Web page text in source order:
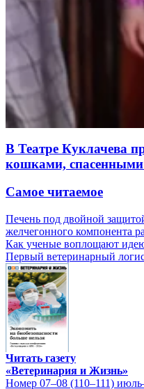
В Театре Куклачева
кошками,
Самое читаемое
Печень под двойной
желчегонного компонента
Как ученые воплощают
Первый ветеринарный
Читать газету
«Ветеринария и Жизнь»
Номер 07–08 (110–111)